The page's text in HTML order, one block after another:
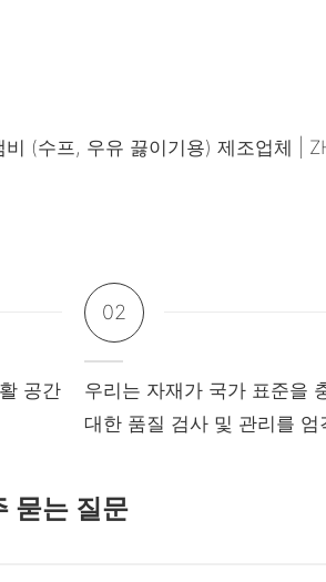
공간
02
우리는 자재가 국가 표준을
대한 품질 검사 및 관리를 엄
묻는 질문